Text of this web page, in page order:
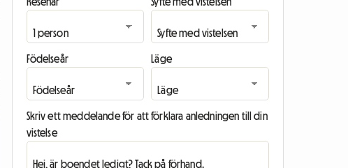
Födelseår Läge
Skriv ett meddelande för att förklara anledningen till din
vistelse